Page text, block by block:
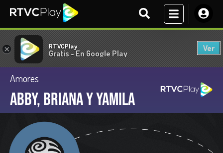
× RTVCPlay
Gratis - En Google Play
Ver
Amores
Abby, Briana y Yamila